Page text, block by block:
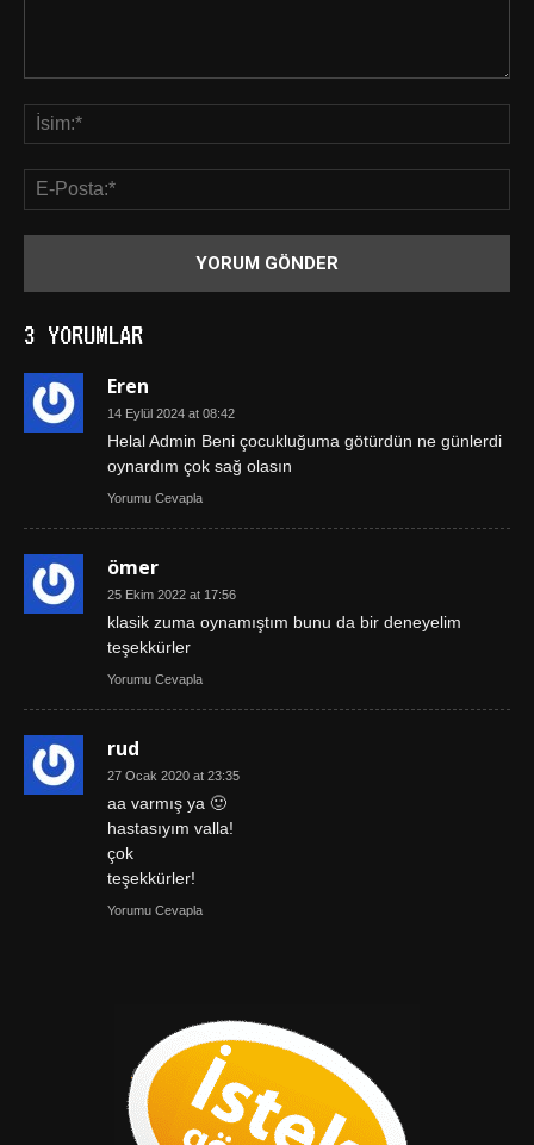
3 YORUMLAR
Eren
14 Eylül 2024 at 08:42
Helal Admin Beni çocukluğuma götürdün ne günlerdi
oynardım çok sağ olasın
Yorumu Cevapla
ömer
25 Ekim 2022 at 17:56
klasik zuma oynamıştım bunu da bir deneyelim
teşekkürler
Yorumu Cevapla
rud
27 Ocak 2020 at 23:35
aa varmış ya 🙂
hastasıyım valla!
çok
teşekkürler!
Yorumu Cevapla